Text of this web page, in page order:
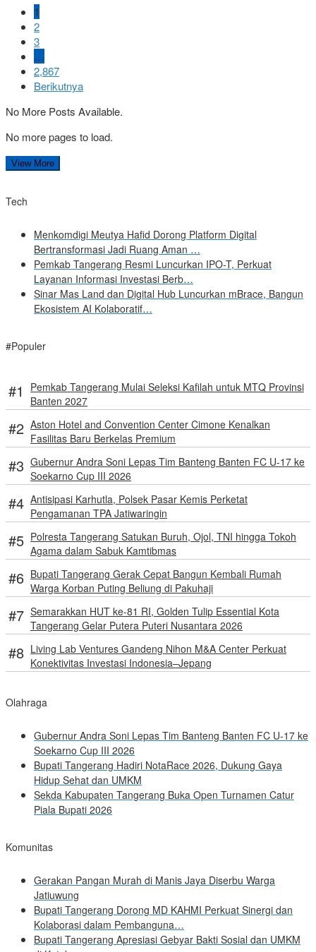
1
2
3
…
2,867
Berikutnya
No More Posts Available.
No more pages to load.
View More
Tech
Menkomdigi Meutya Hafid Dorong Platform Digital
Bertransformasi Jadi Ruang Aman …
Pemkab Tangerang Resmi Luncurkan IPO-T, Perkuat
Layanan Informasi Investasi Berb…
Sinar Mas Land dan Digital Hub Luncurkan mBrace, Bangun
Ekosistem AI Kolaboratif…
#Populer
Pemkab Tangerang Mulai Seleksi Kafilah untuk MTQ Provinsi
Banten 2027
Aston Hotel and Convention Center Cimone Kenalkan
Fasilitas Baru Berkelas Premium
Gubernur Andra Soni Lepas Tim Banteng Banten FC U-17 ke
Soekarno Cup III 2026
Antisipasi Karhutla, Polsek Pasar Kemis Perketat
Pengamanan TPA Jatiwaringin
Polresta Tangerang Satukan Buruh, Ojol, TNI hingga Tokoh
Agama dalam Sabuk Kamtibmas
Bupati Tangerang Gerak Cepat Bangun Kembali Rumah
Warga Korban Puting Beliung di Pakuhaji
Semarakkan HUT ke-81 RI, Golden Tulip Essential Kota
Tangerang Gelar Putera Puteri Nusantara 2026
Living Lab Ventures Gandeng Nihon M&A Center Perkuat
Konektivitas Investasi Indonesia–Jepang
Olahraga
Gubernur Andra Soni Lepas Tim Banteng Banten FC U-17 ke
Soekarno Cup III 2026
Bupati Tangerang Hadiri NotaRace 2026, Dukung Gaya
Hidup Sehat dan UMKM
Sekda Kabupaten Tangerang Buka Open Turnamen Catur
Piala Bupati 2026
Komunitas
Gerakan Pangan Murah di Manis Jaya Diserbu Warga
Jatiuwung
Bupati Tangerang Dorong MD KAHMI Perkuat Sinergi dan
Kolaborasi dalam Pembanguna…
Bupati Tangerang Apresiasi Gebyar Bakti Sosial dan UMKM